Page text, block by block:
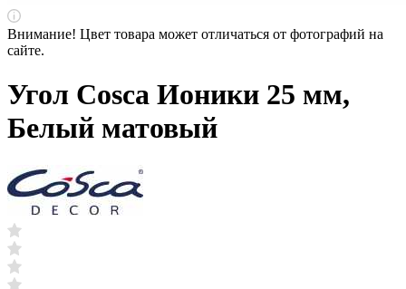
Внимание! Цвет товара может отличаться от фотографий на
сайте.
Угол Cosca Ионики 25 мм,
Белый матовый